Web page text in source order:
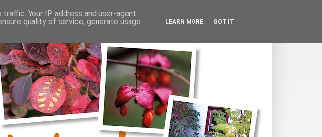
Your IP address and user-agent
quality of service, generate usage
LEARN MORE GOT IT